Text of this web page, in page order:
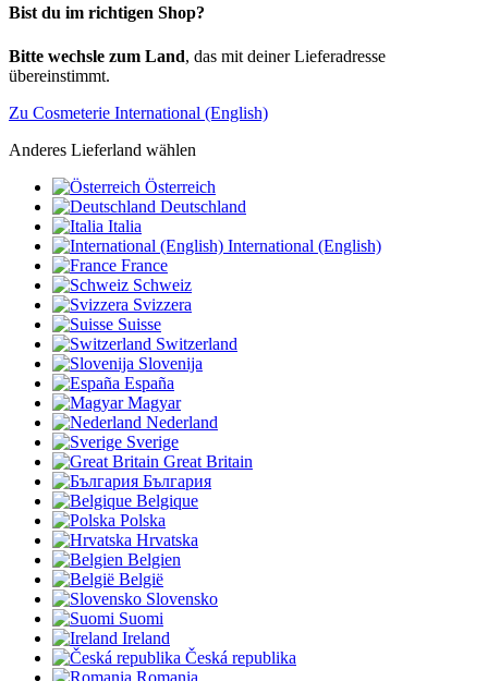
Bist du im richtigen Shop?
Bitte wechsle zum Land, das mit deiner Lieferadresse
übereinstimmt.
Zu Cosmeterie International (English)
Anderes Lieferland wählen
Österreich
Deutschland
Italia
International (English)
France
Schweiz
Svizzera
Suisse
Switzerland
Slovenija
España
Magyar
Nederland
Sverige
Great Britain
България
Belgique
Polska
Hrvatska
Belgien
België
Slovensko
Suomi
Ireland
Česká republika
Romania